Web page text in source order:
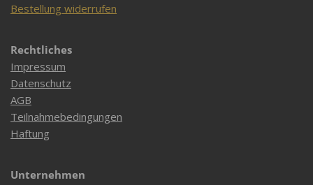
Bestellung widerrufen
Rechtliches
Impressum
Datenschutz
AGB
Teilnahmebedingungen
Haftung
Unternehmen